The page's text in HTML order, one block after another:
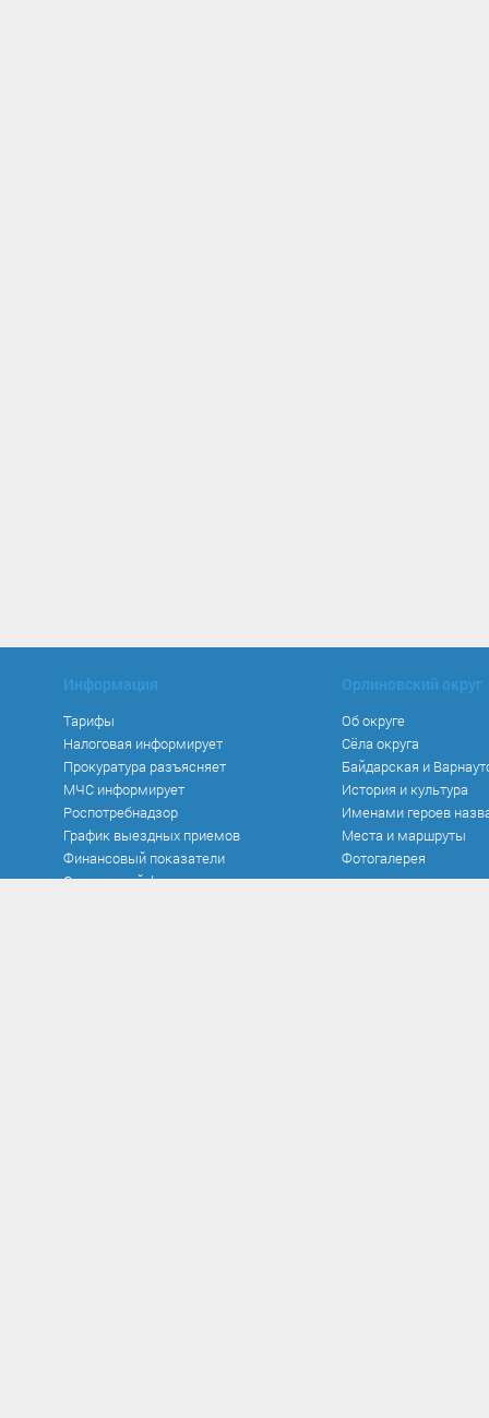
Информация
Тарифы
Налоговая информирует
Прокуратура разъясняет
МЧС информирует
Роспотребнадзор
График выездных приемов
Финансовый показатели
Социальный фонд
Орлиновский округ
Об округе
Сёла округа
Байдарская и
История и культура
Именами героев
Места и маршруты
Фотогалерея